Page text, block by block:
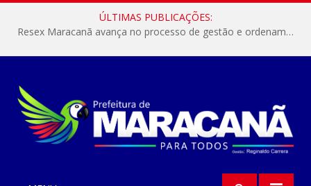
ÚLTIMAS PUBLICAÇÕES:
Resex Maracanã avança no processo de gestão e ordenamento do turismo em nossas áreas protegidas.